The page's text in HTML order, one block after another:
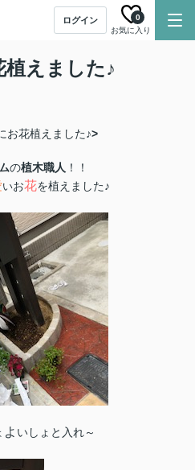
ログイン
お気に入り
0
えました♪
お花植えました♪>
の植木職人 ！！
いお花を植えました♪
よ いしょと入れ～